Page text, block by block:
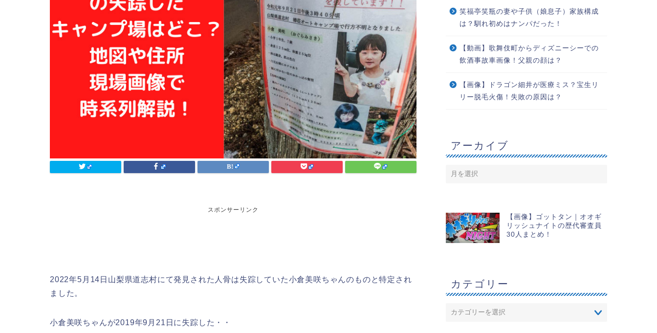
スポンサーリンク
2022年5月14日山梨県道志村にて発見された人骨は失踪していた小倉美咲ちゃんのものと特定され
ました。
小倉美咲ちゃんが2019年9月21日に失踪した・・
笑福亭笑瓶の妻や子供（娘息子）家族構成
は？馴れ初めはナンパだった！
【動画】歌舞伎町からディズニーシーでの
飲酒事故車画像！父親の顔は？
【画像】ドラゴン細井が医療ミス？宝生リ
リー脱毛火傷！失敗の原因は？
アーカイブ
【画像】ゴットタン｜オオギ
リッシュナイトの歴代審査員
30人まとめ！
カテゴリー